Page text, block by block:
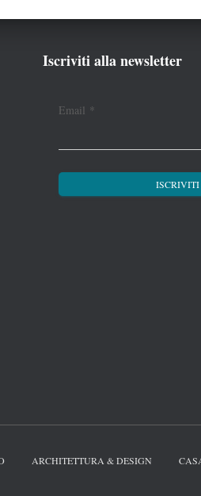
Iscriviti alla newsletter
Email *
ARCHITETTURA & DESIGN